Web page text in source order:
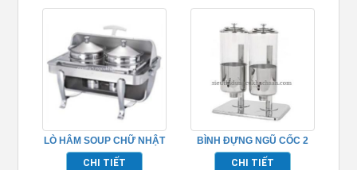
LÒ HÂM SOUP CHỮ NHẬT
– TP697024
CHI TIẾT
BÌNH ĐỰNG NGŨ CỐC 2
NGĂN INOX TP697044
CHI TIẾT